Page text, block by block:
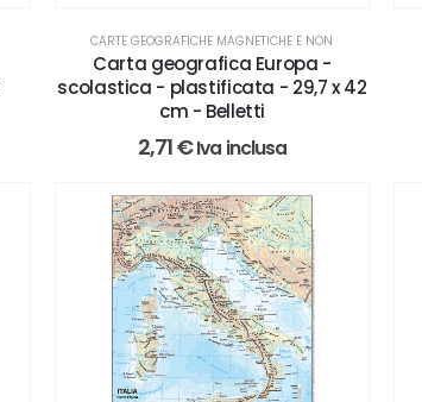
CARTE GEOGRAFICHE MAGNETICHE E NON
Carta geografica Europa -
scolastica - plastificata - 29,7 x 42
cm - Belletti
2,71€Iva inclusa